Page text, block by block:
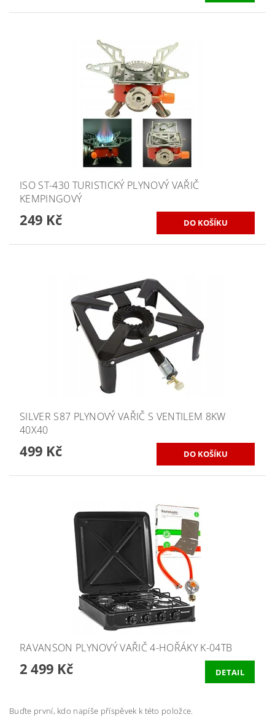
ISO ST-430 TURISTICKÝ PLYNOVÝ VAŘIČ
KEMPINGOVÝ
249 Kč
SILVER S87 PLYNOVÝ VAŘIČ S VENTILEM 8KW
40X40
499 Kč
RAVANSON PLYNOVÝ VAŘIČ 4-HOŘÁKY K-04TB
2 499 Kč DETAIL
Buďte první, kdo napíše příspěvek k této položce.